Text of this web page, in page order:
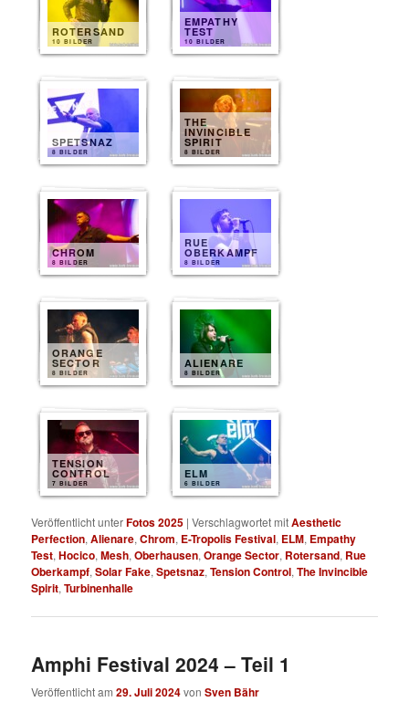
ROTERSAND
10 BILDER
EMPATHY
TEST
10 BILDER
SPETSNAZ
8 BILDER
THE
INVINCIBLE
SPIRIT
8 BILDER
CHROM
8 BILDER
RUE
OBERKAMPF
8 BILDER
ORANGE
SECTOR
8 BILDER
ALIENARE
8 BILDER
TENSION
CONTROL
7 BILDER
ELM
6 BILDER
Veröffentlicht unterFotos 2025 |Verschlagwortet mitAesthetic
Perfection,Alienare,Chrom, E-Tropolis Festival, ELM, Empathy
Test,Hocico,Mesh,Oberhausen,Orange Sector, Rotersand, Rue
Oberkampf,Solar Fake,Spetsnaz,Tension Control,The Invincible
Spirit,Turbinenhalle
Amphi Festival 2024 – Teil 1
Veröffentlicht am29. Juli 2024vonSven Bähr